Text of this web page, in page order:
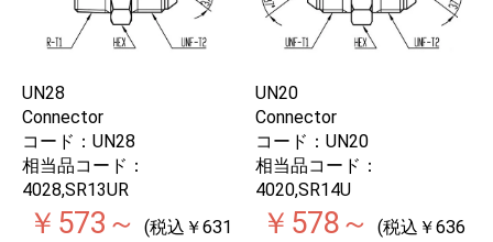
UN28
Connector
コード：UN28
相当品コード：
4028,SR13UR
￥573～
(税込￥631
UN20
Connector
コード：UN20
相当品コード：
4020,SR14U
￥578～
(税込￥636